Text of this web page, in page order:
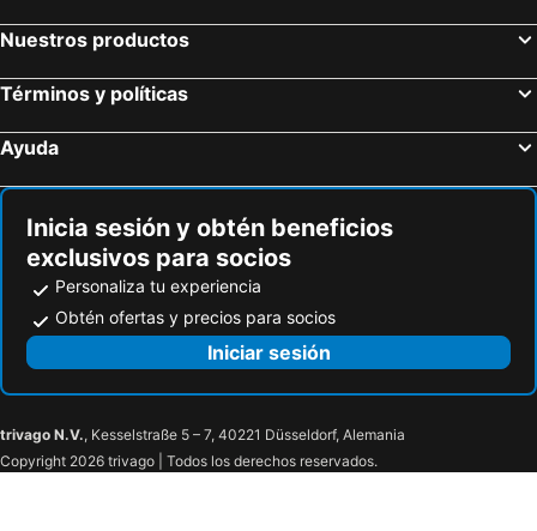
Nuestros productos
Términos y políticas
Ayuda
Inicia sesión y obtén beneficios
exclusivos para socios
Personaliza tu experiencia
Obtén ofertas y precios para socios
Iniciar sesión
trivago N.V., Kesselstraße 5 – 7, 40221 Düsseldorf, Alemania
Copyright 2026 trivago | Todos los derechos reservados.